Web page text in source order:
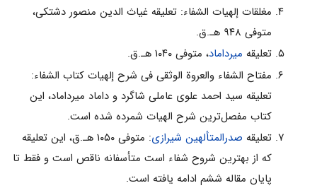
مغلقات إلهیات الشفاء: تعلیقه غیاث الدین منصور دشتکى،
متوفى ۹۴۸ هـ.ق.
تعلیقه میرداماد، متوفى ۱۰۴۰ هـ.ق.
مفتاح الشفاء والعروة الوثقى فی شرح إلهیات کتاب الشفاء:
تعلیقه سید احمد علوى عاملى شاگرد و داماد میرداماد، این
کتاب مفصل‌ترین شرح الهیات شمرده شده است.
تعلیقه صدرالمتألهین شیرازى
‌: متوفى ۱۰۵۰ هـ.ق، این تعلیقه
که از بهترین شروح شفاء است متأسفانه ناقص است و فقط تا
پایان مقاله ششم ادامه یافته است.